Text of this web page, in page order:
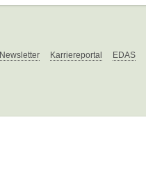
Newsletter Karriereportal EDAS